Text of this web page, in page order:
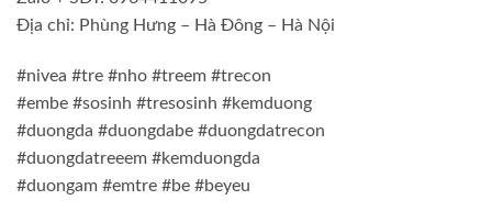
Địa chỉ: Phùng Hưng – Hà Đông – Hà Nội
#nivea #tre #nho #treem #trecon
#embe #sosinh #tresosinh #kemduong
#duongda #duongdabe #duongdatrecon
#duongdatreeem #kemduongda
#duongam #emtre #be #beyeu